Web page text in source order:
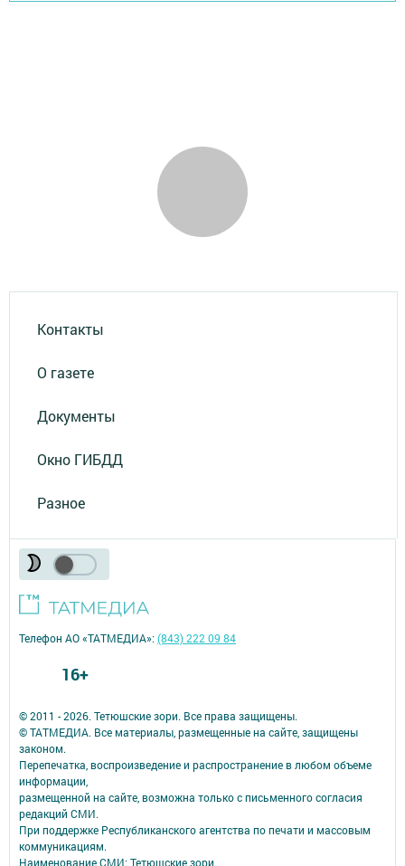
Контакты
О газете
Документы
Окно ГИБДД
Разное
© 2011 - 2026. Тетюшские зори. Все права защищены.
© ТАТМЕДИА. Все материалы, размещенные на сайте, защищены
законом.
Перепечатка, воспроизведение и распространение в любом объеме
информации,
размещенной на сайте, возможна только с письменного согласия
редакций СМИ.
При поддержке Республиканского агентства по печати и массовым
коммуникациям.
Наименование СМИ: Тетюшские зори
Телефон АО «ТАТМЕДИА»:(843) 222 09 84
16+